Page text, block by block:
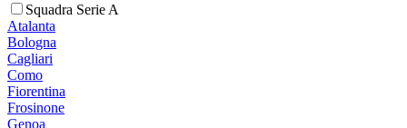
Squadra Serie A
Atalanta
Bologna
Cagliari
Como
Fiorentina
Frosinone
Genoa